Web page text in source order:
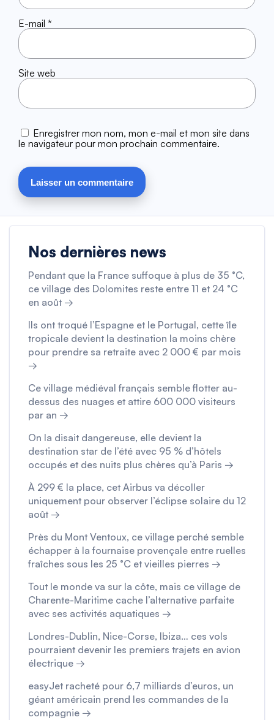
E-mail *
Site web
Enregistrer mon nom, mon e-mail et mon site dans
le navigateur pour mon prochain commentaire.
Nos dernières news
Pendant que la France suffoque à plus de 35 °C,
ce village des Dolomites reste entre 11 et 24 °C
en août →
Ils ont troqué l’Espagne et le Portugal, cette île
tropicale devient la destination la moins chère
pour prendre sa retraite avec 2 000 € par mois
→
Ce village médiéval français semble flotter au-
dessus des nuages et attire 600 000 visiteurs
par an →
On la disait dangereuse, elle devient la
destination star de l’été avec 95 % d’hôtels
occupés et des nuits plus chères qu’à Paris →
À 299 € la place, cet Airbus va décoller
uniquement pour observer l’éclipse solaire du 12
août →
Près du Mont Ventoux, ce village perché semble
échapper à la fournaise provençale entre ruelles
fraîches sous les 25 °C et vieilles pierres →
Tout le monde va sur la côte, mais ce village de
Charente-Maritime cache l’alternative parfaite
avec ses activités aquatiques →
Londres-Dublin, Nice-Corse, Ibiza… ces vols
pourraient devenir les premiers trajets en avion
électrique →
easyJet racheté pour 6,7 milliards d’euros, un
géant américain prend les commandes de la
compagnie →